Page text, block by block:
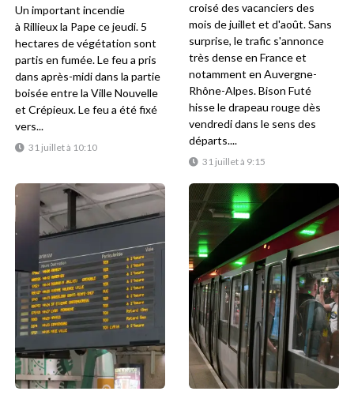
31 juillet à 10:10
Un important incendie
à Rillieux la Pape ce jeudi. 5
hectares de végétation sont
partis en fumée. Le feu a pris
dans après-midi dans la partie
boisée entre la Ville Nouvelle
et Crépieux. Le feu a été fixé
vers...
31 juillet à 9:15
croisé des vacanciers des
mois de juillet et d'août. Sans
surprise, le trafic s'annonce
très dense en France et
notamment en Auvergne-
Rhône-Alpes. Bison Futé
hisse le drapeau rouge dès
vendredi dans le sens des
départs....